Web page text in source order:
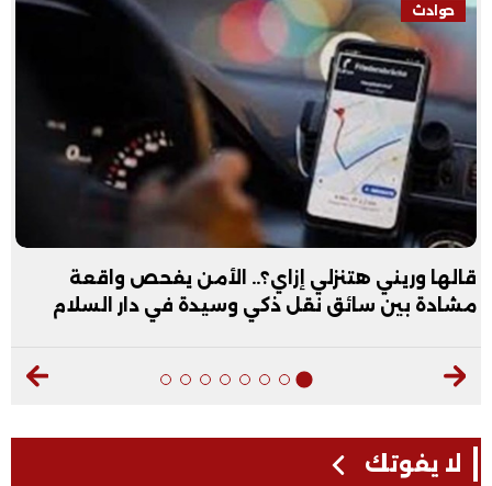
حوادث
قالها وريني هتنزلي إزاي؟.. الأمن يفحص واقعة
مشادة بين سائق نقل ذكي وسيدة في دار السلام
لا يفوتك